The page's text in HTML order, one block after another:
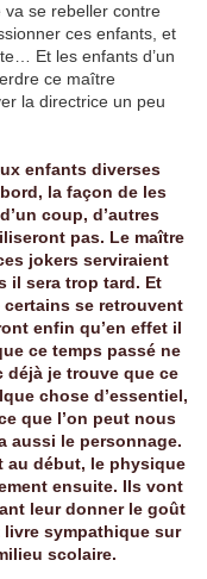
se rebeller contre
ces enfants, et
Et les enfants d’un
ce maître
la directrice un peu
enfants diverses
la façon de les
coup, d’autres
pas. Le maître
jokers serviraient
il sera trop tard. Et
certains se retrouvent
enfin qu’en effet il
ce temps passé ne
déjà je trouve que ce
chose d’essentiel,
que l’on peut nous
aussi le personnage.
au début, le physique
ensuite. Ils vont
leur donner le goût
sympathique sur
scolaire.